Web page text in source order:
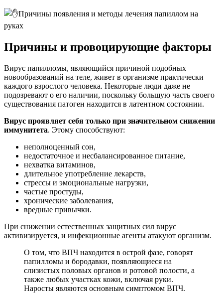
Причины и провоцирующие факторы
Вирус папилломы, являющийся причиной подобных
новообразований на теле, живет в организме практически
каждого взрослого человека. Некоторые люди даже не
подозревают о его наличии, поскольку большую часть своего
существования патоген находится в латентном состоянии.
Вирус проявляет себя только при значительном снижении
иммунитета. Этому способствуют:
неполноценный сон,
недостаточное и несбалансированное питание,
нехватка витаминов,
длительное употребление лекарств,
стрессы и эмоциональные нагрузки,
частые простуды,
хронические заболевания,
вредные привычки.
При снижении естественных защитных сил вирус
активизируется, и инфекционные агенты атакуют организм.
О том, что ВПЧ находится в острой фазе, говорят
папилломы и бородавки, появляющиеся на
слизистых половых органов и ротовой полости, а
также любых участках кожи, включая руки.
Наросты являются основным симптомом ВПЧ.